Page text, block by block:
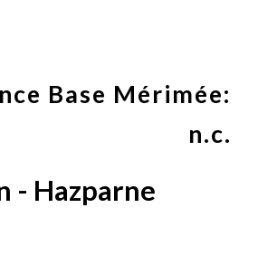
Base Mérimée:
n.c.
- Hazparne